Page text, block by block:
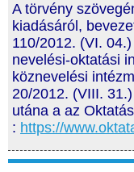
A törvény
kiadásáról,
110/2012. (VI.
nevelési-oktatási
köznevelési
20/2012. (VIII.
utána a az
: https://